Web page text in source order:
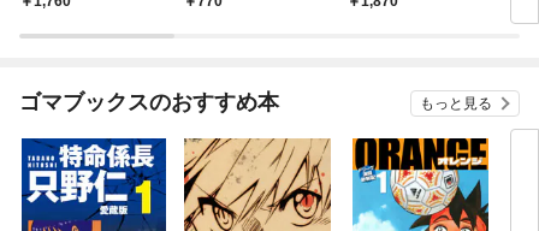
ゴマブックスのおすすめ本 もっと見る